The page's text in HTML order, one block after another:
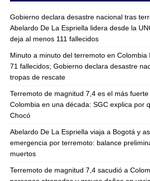
Gobierno declara desastre nacional tras
Abelardo De La Espriella lidera desde la
deja al menos 111 fallecidos
Minuto a minuto del terremoto en Colombia
71 fallecidos; Gobierno declara desastre
tropas de rescate
Terremoto de magnitud 7,4 es el más
Colombia en una década: SGC explica por
Chocó
Abelardo De La Espriella viaja a Bogotá y
emergencia por terremoto: balance
muertos
Terremoto de magnitud 7,4 sacudió a